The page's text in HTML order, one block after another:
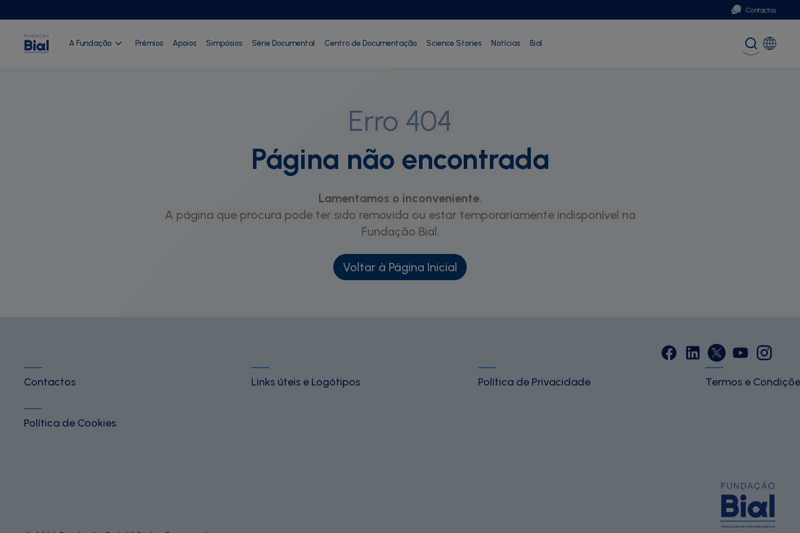
Contactos
A Fundação Prémios Apoios Simpósios Série Documental Centro de Documentação Science Stories Notícias Bial
Erro 404
Página não encontrada
Lamentamos o inconveniente.
A página que procura pode ter sido removida ou estar temporariamente indisponível na
Fundação Bial.
Voltar à Página Inicial
Contactos Links úteis e Logótipos Política de Privacidade Termos e
Política de Cookies